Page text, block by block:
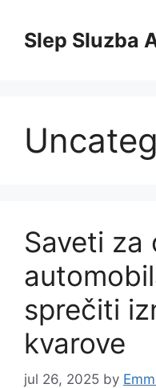
contentSlep Sluzba
Saveti za
sprečiti
kvarove
jul 26, 2025 by